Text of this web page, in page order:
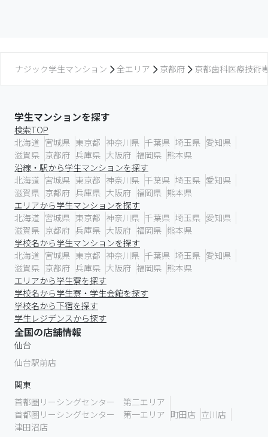
ナジック学生マンション 全エリア 京都府 京都歯科医療技術
学生マンションを探す
検索TOP
北海道 宮城県 東京都 神奈川県 千葉県 埼玉県 愛知県
滋賀県 京都府 兵庫県 大阪府 福岡県 熊本県
沿線・駅から学生マンションを探す
北海道 宮城県 東京都 神奈川県 千葉県 埼玉県 愛知県
滋賀県 京都府 兵庫県 大阪府 福岡県 熊本県
エリアから学生マンションを探す
北海道 宮城県 東京都 神奈川県 千葉県 埼玉県 愛知県
滋賀県 京都府 兵庫県 大阪府 福岡県 熊本県
学校名から学生マンションを探す
北海道 宮城県 東京都 神奈川県 千葉県 埼玉県 愛知県
滋賀県 京都府 兵庫県 大阪府 福岡県 熊本県
エリアから学生寮を探す
学校名から学生寮・学生会館を探す
学校名から下宿を探す
学生レジデンスから探す
全国の店舗情報
仙台
仙台駅前店
関東
首都圏リーシングセンター 第二エリア
首都圏リーシングセンター 第一エリア 町田店 立川店
津田沼店